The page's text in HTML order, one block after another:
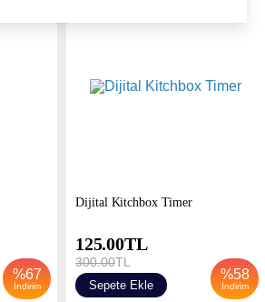
%67
İndirim
Dijital Kitchbox Timer
%58
İndirim
125.00TL
300.00TL
Sepete Ekle